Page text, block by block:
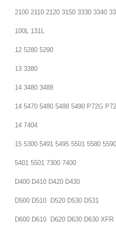
2100 2110 2120 3150 3330 3340
100L 131L
12 5280 5290
13 3380
14 3480 3488
14 5470 5480 5488 5490 P72G
14 7404
15 5300 5491 5495 5501 5580 5590
5401 5501 7300 7400
D400 D410 D420 D430
D500 D510 D520 D530 D531
D600 D610 D620 D630 D630 XFR